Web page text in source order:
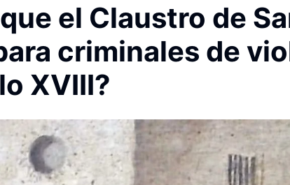
el Claustro de
criminales de
XVIII?